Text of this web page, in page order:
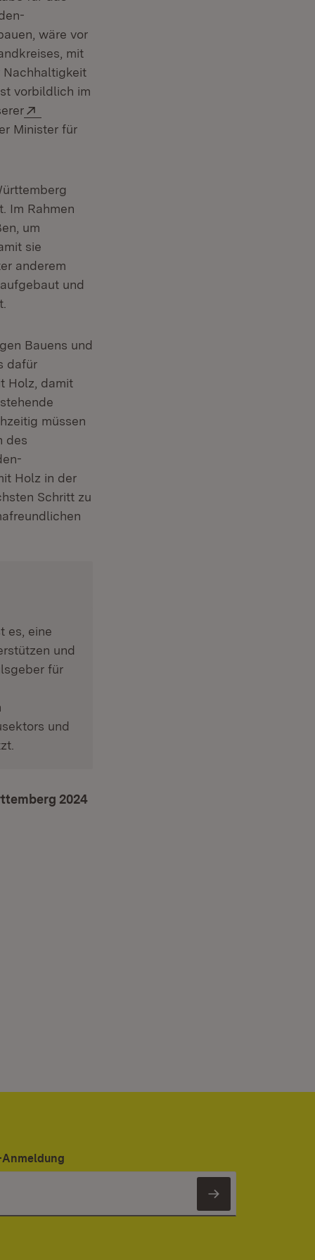
wäre vor
mit
Nachhaltigkeit
vorbildlich im
Minister für
Im Rahmen
um
sie
anderem
und
Bauens und
dafür
Holz, damit
müssen
des
Holz in der
Schritt zu
es, eine
und
für
und
2024
Newsletter